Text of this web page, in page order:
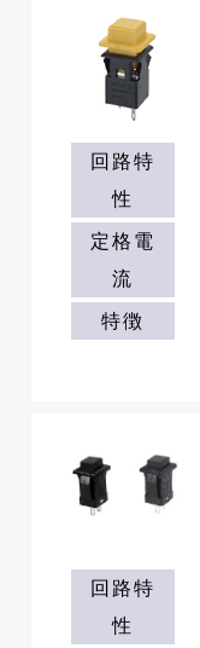
回路特
性
定格電
流
特徴
回路特
性